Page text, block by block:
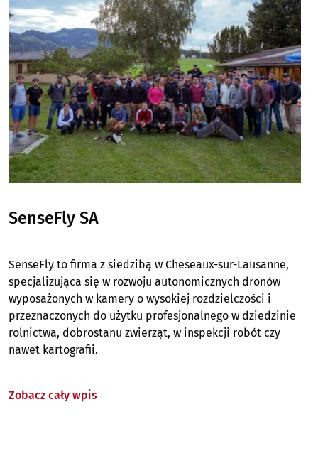
Image
SenseFly SA
SenseFly to firma z siedzibą w Cheseaux-sur-Lausanne,
specjalizująca się w rozwoju autonomicznych dronów
wyposażonych w kamery o wysokiej rozdzielczości i
przeznaczonych do użytku profesjonalnego w dziedzinie
rolnictwa, dobrostanu zwierząt, w inspekcji robót czy
nawet kartografii.
Zobacz cały wpis